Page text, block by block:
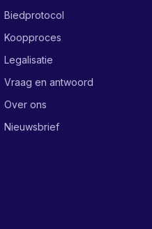
Biedprotocol
Koopproces
Legalisatie
Vraag en antwoord
Over ons
Nieuwsbrief